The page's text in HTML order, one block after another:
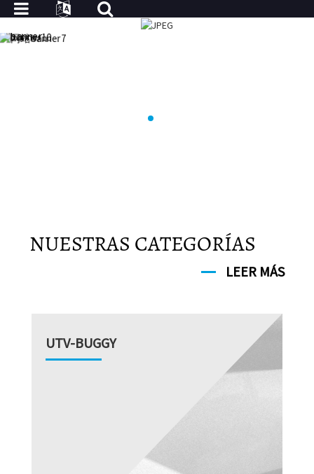
NUESTRAS CATEGORÍAS
LEER MÁS
UTV-BUGGY